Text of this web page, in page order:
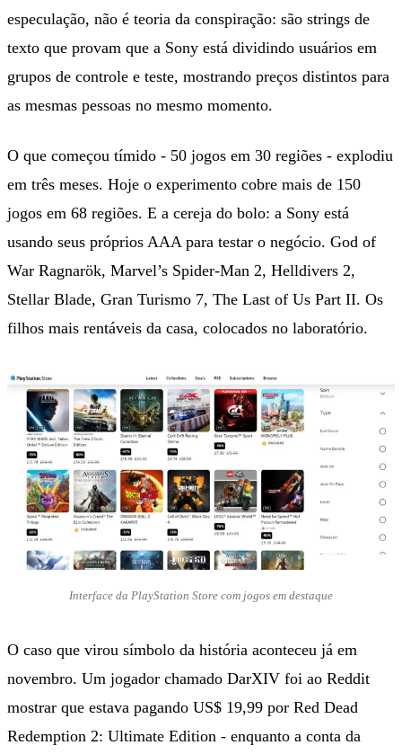
especulação, não é teoria da conspiração: são strings de
texto que provam que a Sony está dividindo usuários em
grupos de controle e teste, mostrando preços distintos para
as mesmas pessoas no mesmo momento.
O que começou tímido - 50 jogos em 30 regiões - explodiu
em três meses. Hoje o experimento cobre mais de 150
jogos em 68 regiões. E a cereja do bolo: a Sony está
usando seus próprios AAA para testar o negócio. God of
War Ragnarök, Marvel’s Spider-Man 2, Helldivers 2,
Stellar Blade, Gran Turismo 7, The Last of Us Part II. Os
filhos mais rentáveis da casa, colocados no laboratório.
Interface da PlayStation Store com jogos em destaque
O caso que virou símbolo da história aconteceu já em
novembro. Um jogador chamado DarXIV foi ao Reddit
mostrar que estava pagando US$ 19,99 por Red Dead
Redemption 2: Ultimate Edition - enquanto a conta da